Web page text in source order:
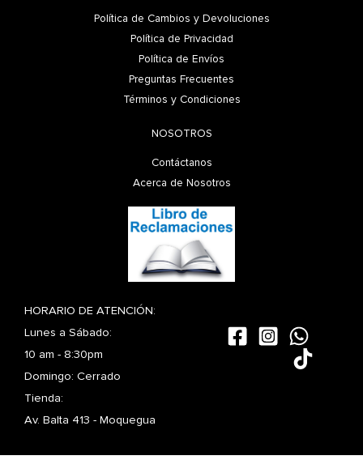
Política de Cambios y Devoluciones
Política de Privacidad
Política de Envíos
Preguntas Frecuentes
Términos y Condiciones
NOSOTROS
Contáctanos
Acerca de Nosotros
HORARIO DE ATENCIÓN:
Lunes a Sábado:
10 am - 8:30pm
Domingo: Cerrado
Tienda:
Av. Balta 413 - Moquegua